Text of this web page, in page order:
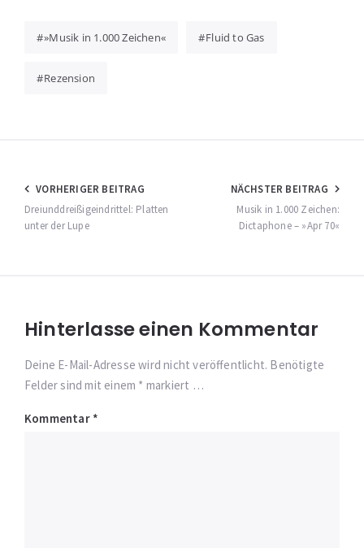
»Musik in 1.000 Zeichen« Fluid to Gas
Rezension
Beitragsnavigation
VORHERIGER BEITRAG
Dreiunddreißigeindrittel: Platten
unter der Lupe
NÄCHSTER BEITRAG
Musik in 1.000 Zeichen:
Dictaphone – »Apr 70«
Hinterlasse einen Kommentar
Deine E-Mail-Adresse wird nicht veröffentlicht. Benötigte
Felder sind mit einem * markiert …
Kommentar *